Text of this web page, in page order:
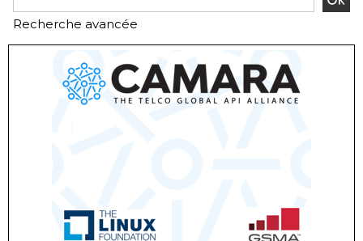
Recherche avancée